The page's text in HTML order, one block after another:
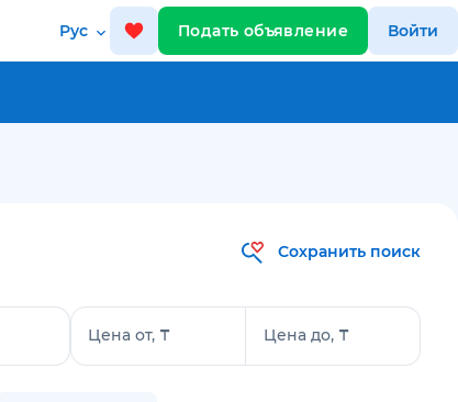
Рус Подать объявление Войти
Сохранить поиск
Цена от, ₸ Цена до, ₸